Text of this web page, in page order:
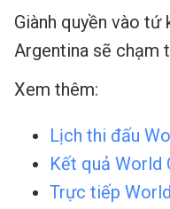
Giành quyền vào tứ
Argentina sẽ chạm
Xem thêm:
Lịch thi đấu
Kết quả World
Trực tiếp